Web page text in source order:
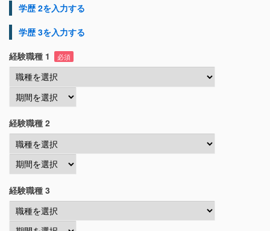
学歴 2を入力する
学歴 3を入力する
経験職種 1
必須
経験職種 2
経験職種 3